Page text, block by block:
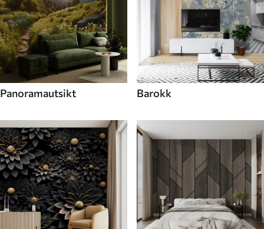
Panoramautsikt Barokk